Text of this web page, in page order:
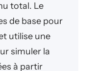
total. Le
de base pour
utilise une
simuler la
à partir